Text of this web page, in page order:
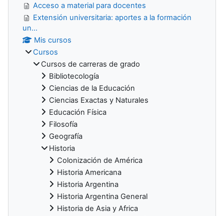
Acceso a material para docentes
Extensión universitaria: aportes a la formación
un...
Mis cursos
Cursos
Cursos de carreras de grado
Bibliotecología
Ciencias de la Educación
Ciencias Exactas y Naturales
Educación Física
Filosofía
Geografía
Historia
Colonización de América
Historia Americana
Historia Argentina
Historia Argentina General
Historia de Asia y Africa